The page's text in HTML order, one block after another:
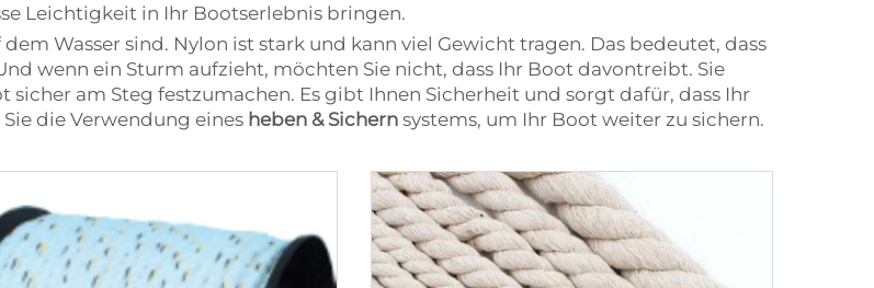
Leichtigkeit in Ihr Bootserlebnis bringen.
Wasser sind. Nylon ist stark und kann viel Gewicht tragen. Das bedeutet, dass
wenn ein Sturm aufzieht, möchten Sie nicht, dass Ihr Boot davontreibt. Sie
am Steg festzumachen. Es gibt Ihnen Sicherheit und sorgt dafür, dass Ihr
die Verwendung eines heben & Sichern systems, um Ihr Boot weiter zu sichern.